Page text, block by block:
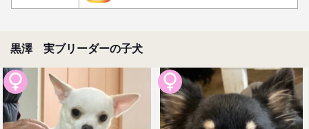
黒澤 実ブリーダーの子犬